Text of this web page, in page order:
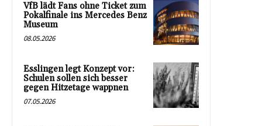
VfB lädt Fans ohne Ticket zum
Pokalfinale ins Mercedes Benz
Museum
08.05.2026
Esslingen legt Konzept vor:
Schulen sollen sich besser
gegen Hitzetage wappnen
07.05.2026